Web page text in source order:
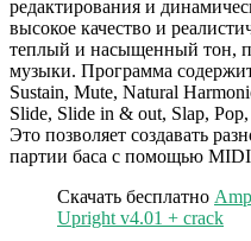
редактирования и
высокое качество и
теплый и насыщенный тон,
музыки. Программа
Sustain, Mute, Natural
Slide, Slide in & out, Slap,
Это позволяет создавать
партии баса с помощью
Скачать бесплатно
Upright v4.01 + crack